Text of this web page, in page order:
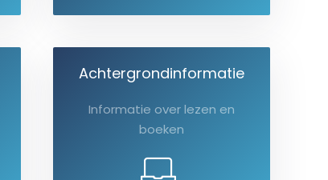
Achtergrondinformatie
Informatie over lezen en
boeken